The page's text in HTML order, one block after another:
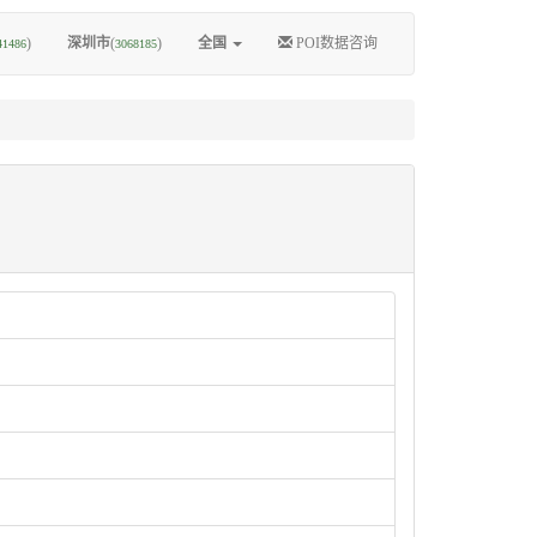
) 深圳市(3068185) 全国 POI数据咨询